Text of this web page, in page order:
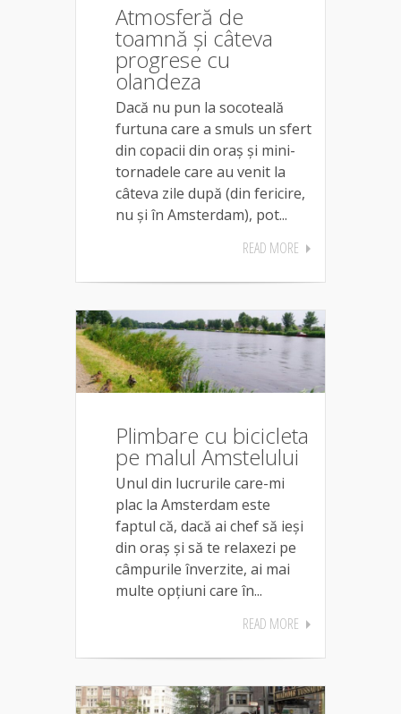
Atmosferă de
toamnă și câteva
progrese cu
olandeza
Dacă nu pun la socoteală
furtuna care a smuls un sfert
din copacii din oraș și mini-
tornadele care au venit la
câteva zile după (din fericire,
nu și în Amsterdam), pot...
READ MORE
Plimbare cu bicicleta
pe malul Amstelului
Unul din lucrurile care-mi
plac la Amsterdam este
faptul că, dacă ai chef să ieși
din oraș și să te relaxezi pe
câmpurile înverzite, ai mai
multe opțiuni care în...
READ MORE